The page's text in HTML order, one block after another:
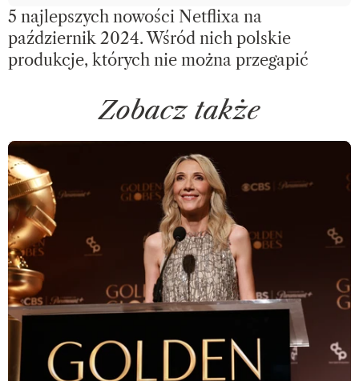
5 najlepszych nowości Netflixa na
październik 2024. Wśród nich polskie
produkcje, których nie można przegapić
Zobacz także